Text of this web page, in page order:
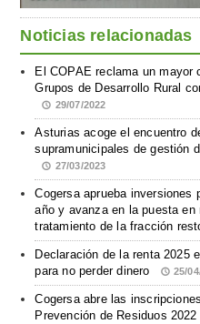
Noticias relacionadas
El COPAE reclama un
Grupos de Desarrollo Rural
29/07/2022
Asturias acoge el encuentro
supramunicipales de gestión
27/03/2023
Cogersa aprueba inversiones
año y avanza en la puesta
tratamiento de la fracción
Declaración de la renta 2025
para no perder dinero
25/
Cogersa abre las
Prevención de Residuos 2022